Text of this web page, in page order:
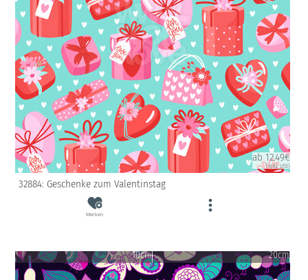
ab 12.49€
(inkl. USt)
32884: Geschenke zum Valentinstag
Merken
10cm 20cm